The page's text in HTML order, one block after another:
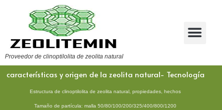
Proveedor de clinoptilolita de zeolita natural
características y origen de la zeolita natural- Tecnología
Estructura de clinoptilolita de zeolita natural, propiedades, hechos
Tamaño de partícula: malla 50/80/100/200/325/400/800/1200